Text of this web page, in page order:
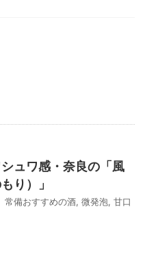
ュワ感・奈良の「風
り）」
常備おすすめの酒, 微発泡, 甘口